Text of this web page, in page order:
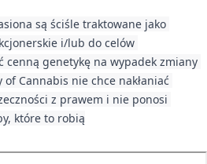
są ściśle traktowane jako
i/lub do celów
cenną genetykę na wypadek zmiany
Cannabis nie chce nakłaniać
z prawem i nie ponosi
które to robią